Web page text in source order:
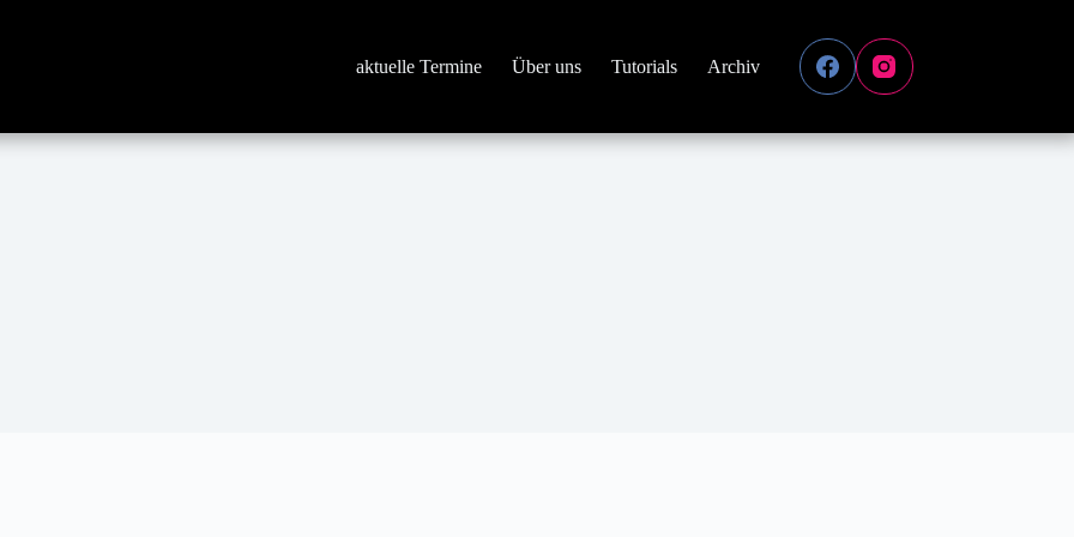
aktuelle Termine Über uns Tutorials Archiv